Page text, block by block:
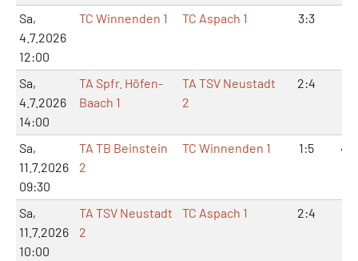
Sa,
4.7.2026
12:00
TC Winnenden 1 TC Aspach 1 3:3
Sa,
4.7.2026
14:00
TA Spfr. Höfen-
Baach 1
TA TSV Neustadt
2
2:4
Sa,
11.7.2026
09:30
TA TB Beinstein
2
TC Winnenden 1 1:5
Sa,
11.7.2026
10:00
TA TSV Neustadt
2
TC Aspach 1 2:4